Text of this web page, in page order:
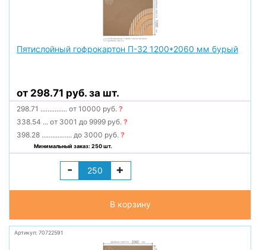
Пятислойный гофрокартон П-32 1200*2060 мм бурый
от 298.71 руб. за шт.
298.71 ............... от 10000 руб.?
338.54 ... от 3001 до 9999 руб.?
398.28 ................. до 3000 руб.?
Минимальный заказ: 250 шт.
- +
В корзину
Артикул: 70722591